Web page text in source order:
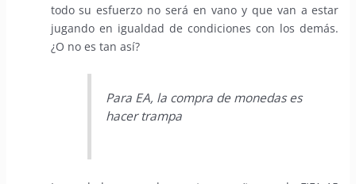
todo su esfuerzo no será en vano y que van a estar
jugando en igualdad de condiciones con los demás.
¿O no es tan así?
Para EA, la compra de monedas es
hacer trampa